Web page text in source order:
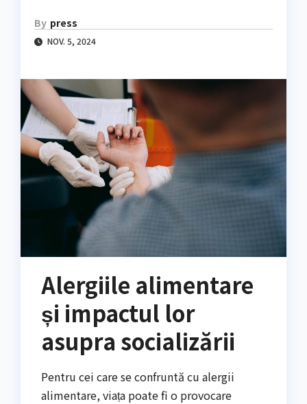
By press
NOV. 5, 2024
Alergiile alimentare
și impactul lor
asupra socializării
Pentru cei care se confruntă cu alergii
alimentare, viața poate fi o provocare